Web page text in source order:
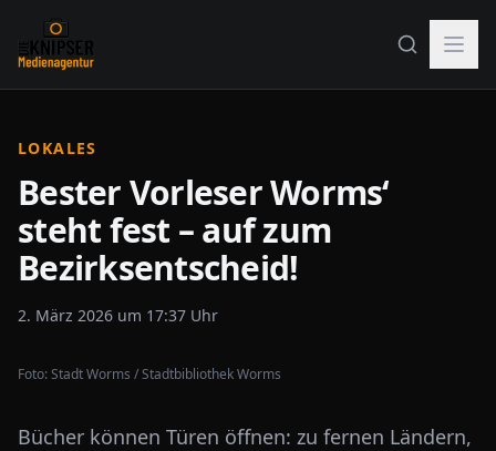
LOKALES
Bester Vorleser Worms‘
steht fest – auf zum
Bezirksentscheid!
2. März 2026 um 17:37 Uhr
Foto:Stadt Worms / Stadtbibliothek Worms
Bücher können Türen öffnen: zu fernen Ländern,